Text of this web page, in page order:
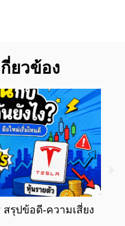
ยวข้อง
รุปข้อดี-ความเสี่ยง